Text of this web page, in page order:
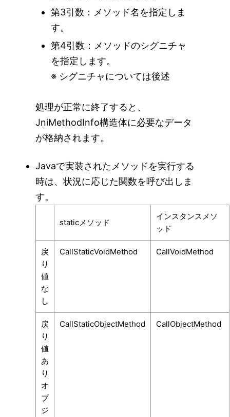
第3引数：メソッド名を指定しま
す。
第4引数：メソッドのシグニチャ
を指定します。
※ シグニチャについては後述
処理が正常に終了すると、
JniMethodInfo構造体に必要なデータ
が格納されます。
Javaで実装されたメソッドを実行する
時は、状況に応じた関数を呼び出しま
す。
staticメソッド
インスタンスメソ
ッド
戻
り
値
な
し
CallStaticVoidMethod CallVoidMethod
戻
り
値
あ
り
オ
ブ
ジ
CallStaticObjectMethod CallObjectMethod